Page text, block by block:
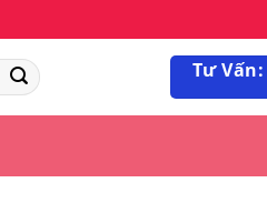
Tư Vấn: